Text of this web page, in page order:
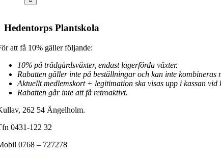
Hedentorps Plantskola
att få 10% gäller följande:
10% på trädgårdsväxter, endast lagerförda växter.
Rabatten gäller inte på beställningar och kan inte kombineras
Aktuellt medlemskort + legitimation ska visas upp i kassan
Rabatten går inte att få retroaktivt.
262 54 Ängelholm.
0431-122 32
0768 – 727278